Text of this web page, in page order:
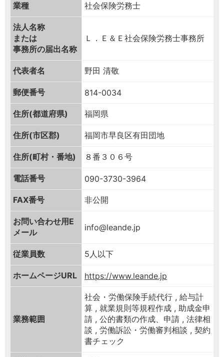
業種 社会保険労務士
法人名称
または
事務所の届出名称
Ｌ．Ｅ＆Ｅ社会保険労務士事務所
代表者名 野田 清敬
郵便番号 814-0034
住所(都道府県) 福岡県
住所(市区郡) 福岡市早良区有田団地
住所(町村・番地) ８番３０６号
電話番号 090-3730-3964
FAX番号 非公開
お問い合わせ用 E
メール
info@leande.jp
従業員数 5人以下
ホームページURL https://www.leande.jp
業務範囲
社会・労働保険手続代行 , 給与計
算 , 就業規則等規程作成 , 助成金申
請 , 公的書類の作成、申請 , 法律相
談 , 労働訴訟・労働審判相談 , 契約
書チェック